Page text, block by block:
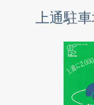
上通駐